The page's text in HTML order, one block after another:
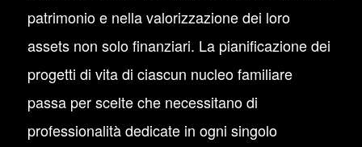
patrimonio e nella valorizzazione dei loro
assets non solo finanziari. La pianificazione dei
progetti di vita di ciascun nucleo familiare
passa per scelte che necessitano di
professionalità dedicate in ogni singolo